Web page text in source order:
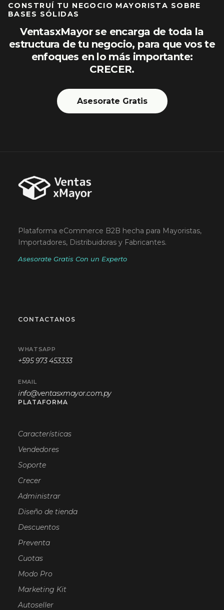
CONSTRUÍ TU NEGOCIO MAYORISTA SOBRE
BASES SÓLIDAS
VentasxMayor se encarga de toda la
estructura de tu negocio, para que vos te
enfoques en lo más importante:
CRECER.
Asesorate Gratis
Plataforma eCommerce B2B hecha para Mayoristas,
Importadores, Distribuidoras y Fabricantes.
Asesorate Gratis Con un Experto
CONTACTANOS
WHATSAPP
+595 973 453333
EMAIL
info@ventasxmayor.com.py
PLATAFORMA
Características
Vendedores
Soporte
Crecer
Administrar
Diseño de tienda
Descuentos
Preventa
Cuotas
Modo Pro
Marketing Kit
Autoseller